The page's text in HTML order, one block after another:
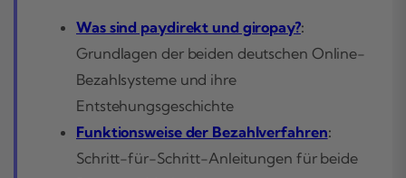
Was sind paydirekt und giropay?:
Grundlagen der beiden deutschen Online-
Bezahlsysteme und ihre
Entstehungsgeschichte
Funktionsweise der Bezahlverfahren:
Schritt-für-Schritt-Anleitungen für beide